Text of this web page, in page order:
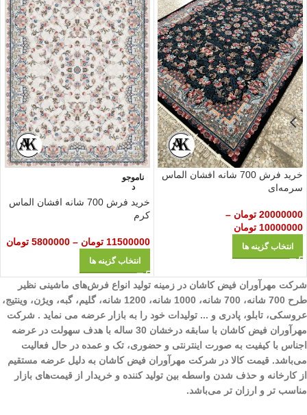
خرید فرش 700 شانه افشان الماس
سرمه‌ای
20000000 تومان –
10000000 تومان
انتخاب گزینه ها
ناموجو
د
خرید فرش 700 شانه افشان الماس
کرم
11500000 تومان –
5800000 تومان
انتخاب گزینه ها
شرکت مهرآوران فیض کاشان در زمینه تولید انواع فرش‌های ماشینی نظیر
طرح 700 شانه، 700 شانه، 1000 شانه، 1200 شانه، گلیم، گبه، ویژن، وینتیج،
عروسکی، تابلو، پادری و ... تولیدات خود را به بازار عرضه می نماید . شرکت
مهرآوران فیض کاشان با سابقه درخشان 30 ساله با هدف سهولت در عرضه
اجناس با کیفیت به صورت اینترنتی و حضوری، تک و عمده در حال فعالیت
می‌باشد. قیمت کالا در شرکت مهرآوران فیض کاشان به دلیل عرضه مستقیم
از کارخانه و حذف شدن واسطه بین تولید کننده و خریدار از قیمت‌های بازار
مناسب تر و ارزان تر می‌باشد.